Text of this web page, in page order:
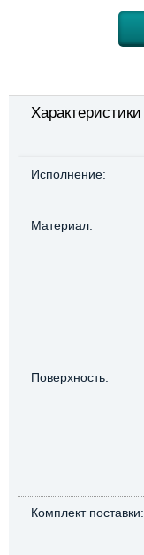
Характеристики
Исполнение:
Материал:
Поверхность:
Комплект поставки: